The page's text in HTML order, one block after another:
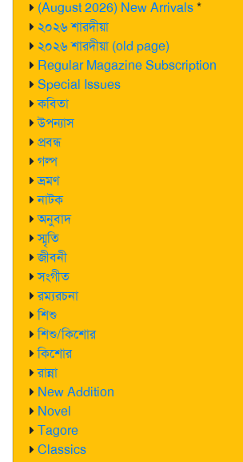
(August 2026) New Arrivals*
২০২৬ শারদীয়া
২০২৬ শারদীয়া (old page)
Regular Magazine Subscription
Special Issues
কবিতা
উপন্যাস
প্রবন্ধ
গল্প
ভ্রমণ
নাটক
অনুবাদ
স্মৃতি
জীবনী
সংগীত
রম্যরচনা
শিশু
শিশু/কিশোর
কিশোর
রান্না
New Addition
Novel
Tagore
Classics